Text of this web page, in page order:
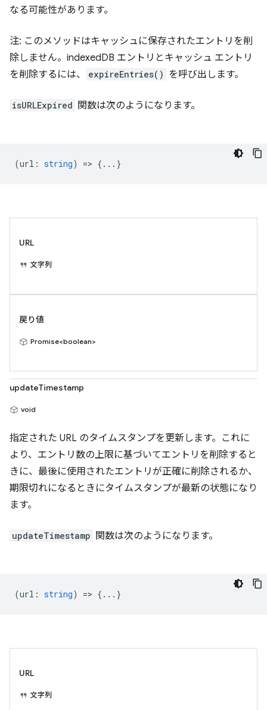
なる可能性があります。
注: このメソッドはキャッシュに保存されたエントリを削
除しません。indexedDB エントリとキャッシュ エントリ
を削除するには、
expireEntries() を呼び出します。
isURLExpired 関数は次のようになります。
(url : string) => {...}
URL
文字列
戻り値
Promise<boolean>
updateTimestamp
void
指定された URL のタイムスタンプを更新します。これに
より、エントリ数の上限に基づいてエントリを削除すると
きに、最後に使用されたエントリが正確に削除されるか、
期限切れになるときにタイムスタンプが最新の状態になり
ます。
updateTimestamp 関数は次のようになります。
(url : string) => {...}
URL
文字列